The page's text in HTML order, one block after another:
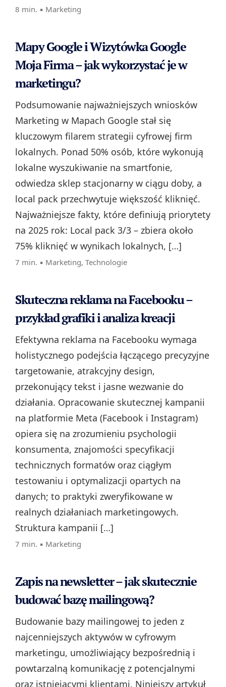
8 min. ▪ Marketing
Mapy Google i Wizytówka Google
Moja Firma – jak wykorzystać je w
marketingu?
Podsumowanie najważniejszych wniosków
Marketing w Mapach Google stał się
kluczowym filarem strategii cyfrowej firm
lokalnych. Ponad 50% osób, które wykonują
lokalne wyszukiwanie na smartfonie,
odwiedza sklep stacjonarny w ciągu doby, a
local pack przechwytuje większość kliknięć.
Najważniejsze fakty, które definiują priorytety
na 2025 rok: Local pack 3/3 – zbiera około
75% kliknięć w wynikach lokalnych, […]
7 min. ▪ Marketing, Technologie
Skuteczna reklama na Facebooku –
przykład grafiki i analiza kreacji
Efektywna reklama na Facebooku wymaga
holistycznego podejścia łączącego precyzyjne
targetowanie, atrakcyjny design,
przekonujący tekst i jasne wezwanie do
działania. Opracowanie skutecznej kampanii
na platformie Meta (Facebook i Instagram)
opiera się na zrozumieniu psychologii
konsumenta, znajomości specyfikacji
technicznych formatów oraz ciągłym
testowaniu i optymalizacji opartych na
danych; to praktyki zweryfikowane w
realnych działaniach marketingowych.
Struktura kampanii […]
7 min. ▪ Marketing
Zapis na newsletter – jak skutecznie
budować bazę mailingową?
Budowanie bazy mailingowej to jeden z
najcenniejszych aktywów w cyfrowym
marketingu, umożliwiający bezpośrednią i
powtarzalną komunikację z potencjalnymi
oraz istniejącymi klientami. Niniejszy artykuł